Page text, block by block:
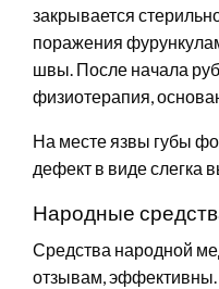
закрывается
поражения
швы. После начала
физиотерапия,
На месте язвы губы
дефект в виде слегка
Народные
Средства народной
отзывам,